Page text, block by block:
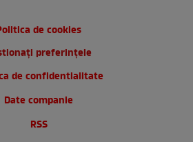
de cookies
preferințele
de confidentialitate
Date companie
RSS